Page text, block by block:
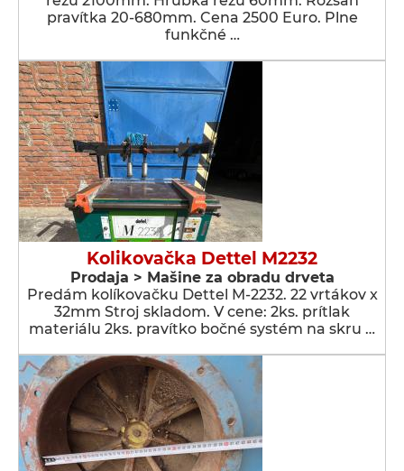
pravítka 20-680mm. Cena 2500 Euro. Plne
funkčné …
Kolikovačka Dettel M2232
Prodaja > Мašine za obradu drveta
Predám kolíkovačku Dettel M-2232. 22 vrtákov x
32mm Stroj skladom. V cene: 2ks. prítlak
materiálu 2ks. pravítko bočné systém na skru …